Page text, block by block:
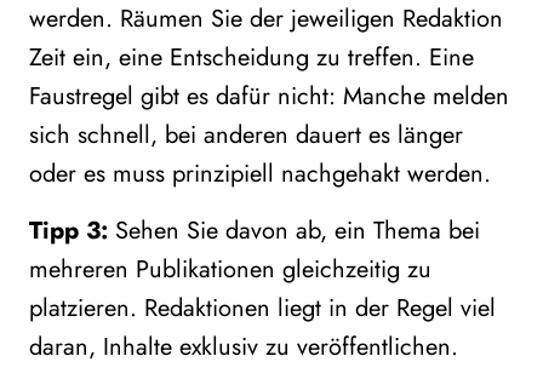
werden. Räumen Sie der jeweiligen Redaktion
Zeit ein, eine Entscheidung zu treffen. Eine
Faustregel gibt es dafür nicht: Manche melden
sich schnell, bei anderen dauert es länger
oder es muss prinzipiell nachgehakt werden.
Tipp 3: Sehen Sie davon ab, ein Thema bei
mehreren Publikationen gleichzeitig zu
platzieren. Redaktionen liegt in der Regel viel
daran, Inhalte exklusiv zu veröffentlichen.